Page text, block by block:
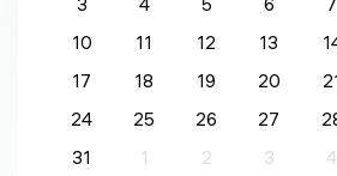
10
11 12 13
17
18 19 20
24
25 26 27
31
1 2 3 4